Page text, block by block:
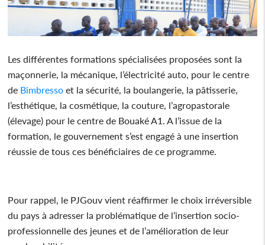
Les différentes formations spécialisées proposées sont la
maçonnerie, la mécanique, l’électricité auto, pour le centre
de Bimbresso et la sécurité, la boulangerie, la pâtisserie,
l’esthétique, la cosmétique, la couture, l’agropastorale
(élevage) pour le centre de Bouaké A1. A l’issue de la
formation, le gouvernement s’est engagé à une insertion
réussie de tous ces bénéficiaires de ce programme.
Pour rappel, le PJGouv vient réaffirmer le choix irréversible
du pays à adresser la problématique de l’insertion socio-
professionnelle des jeunes et de l’amélioration de leur